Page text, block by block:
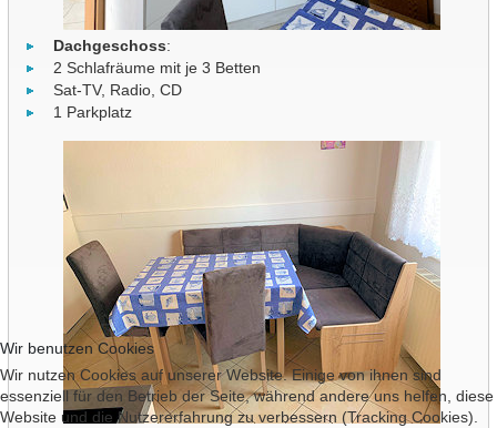
Dachgeschoss:
2 Schlafräume mit je 3 Betten
Sat-TV, Radio, CD
1 Parkplatz
Wir benutzen Cookies
Wir nutzen Cookies auf unserer Website. Einige von ihnen sind
essenziell für den Betrieb der Seite, während andere uns helfen, diese
Website und die Nutzererfahrung zu verbessern (Tracking Cookies).